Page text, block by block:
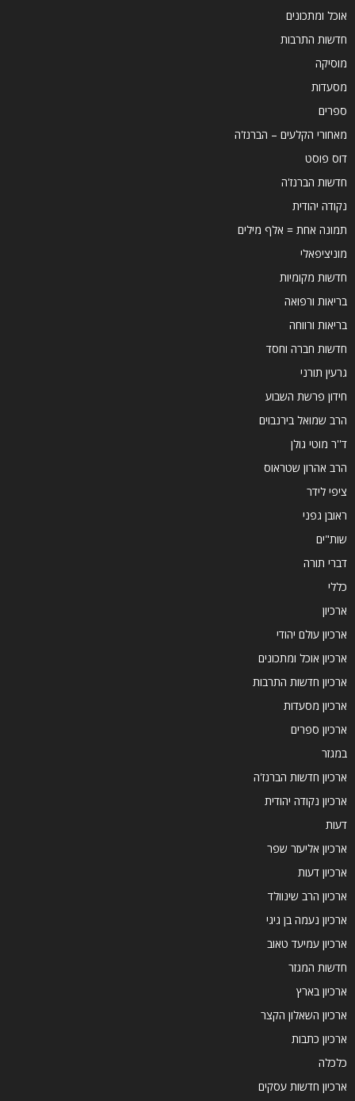
אוכל ומתכונים
חדשות התרבות
מוסיקה
מסעדות
ספרים
מאחורי הקלעים – הברנז'ה
דוס פוסט
חדשות הברנז'ה
נקודה יהודית
תמונה אחת = אלף מילים
מוניציפאלי
חדשות מקומיות
בריאות ורפואה
בריאות ורווחה
חדשות חברה וחסד
גרעין תורני
חידון פרשת השבוע
הרב שמואל בירנבוים
ד''ר מוטי גולן
הרב אהרון שטראוס
ציפי לידר
ראובן גפני
שות"ים
דברי תורה
כללי
ארכיון
ארכיון עולם יהודי
ארכיון אוכל ומתכונים
ארכיון חדשות התרבות
ארכיון מסעדות
ארכיון ספרים
במגזר
ארכיון חדשות הברנז'ה
ארכיון נקודה יהודית
דעות
ארכיון אליעזר שפר
ארכיון דעות
ארכיון הרב שינוולד
ארכיון נעמה בן גיגי
ארכיון עמיעד טאוב
חדשות המגזר
ארכיון בארץ
ארכיון השאלון הקצר
ארכיון כתבות
כלכלה
ארכיון חדשות עסקים